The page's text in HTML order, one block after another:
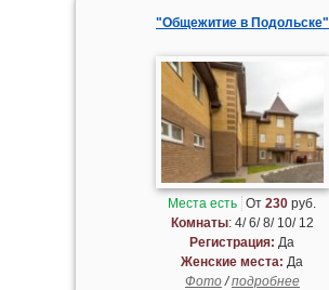
"Общежитие в Подольске"
Места есть От230 руб.
Комнаты: 4/ 6/ 8/ 10/ 12
Регистрация: Да
Женские места: Да
Фото/подробнее